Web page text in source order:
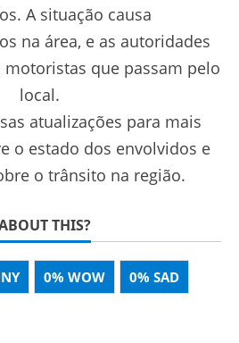
A situação causa
na área, e as autoridades
motoristas que passam pelo
local.
atualizações para mais
o estado dos envolvidos e
o trânsito na região.
THIS?
0% WOW 0% SAD